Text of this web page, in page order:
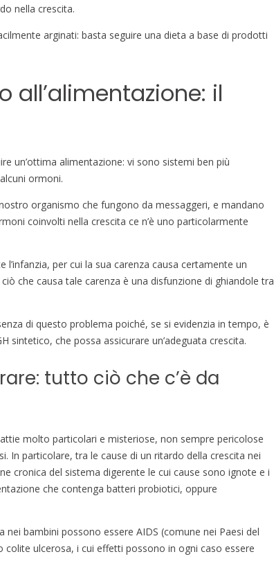
nella crescita.
arginati: basta seguire una dieta a base di prodotti
all’alimentazione: il
un’ottima alimentazione: vi sono sistemi ben più
ormoni.
organismo che fungono da messaggeri, e mandano
coinvolti nella crescita ce n’è uno particolarmente
per cui la sua carenza causa certamente un
che causa tale carenza è una disfunzione di ghiandole tra
di questo problema poiché, se si evidenzia in tempo, è
sintetico, che possa assicurare un’adeguata crescita.
tutto ciò che c’è da
molto particolari e misteriose, non sempre pericolose
In particolare, tra le cause di un ritardo della crescita nei
cronica del sistema digerente le cui cause sono ignote e i
che contenga batteri probiotici, oppure
bambini possono essere AIDS (comune nei Paesi del
ulcerosa, i cui effetti possono in ogni caso essere